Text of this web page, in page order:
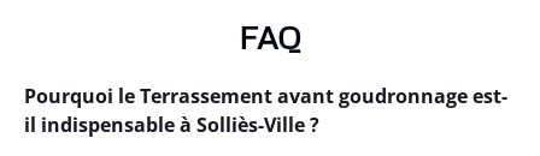
FAQ
Pourquoi le Terrassement avant goudronnage est-
il indispensable à Solliès-Ville ?